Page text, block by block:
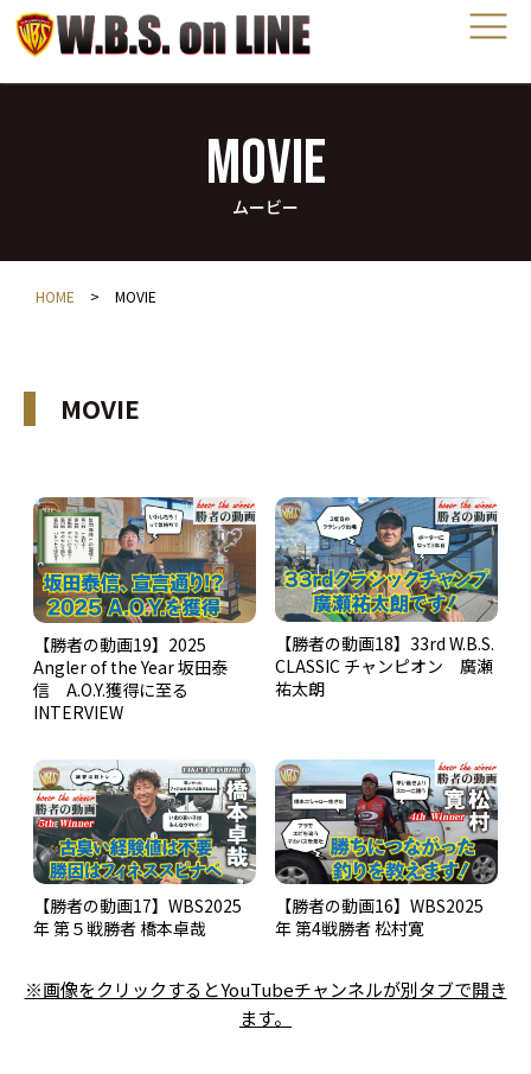
MOVIE
ムービー
HOME > MOVIE
MOVIE
【勝者の動画19】2025
Angler of the Year 坂田泰
信 A.O.Y.獲得に至る
INTERVIEW
【勝者の動画18】33rd W.B.S.
CLASSIC チャンピオン 廣瀬
祐太朗
【勝者の動画17】WBS2025
年 第５戦勝者 橋本卓哉
【勝者の動画16】WBS2025
年 第4戦勝者 松村寛
※画像をクリックするとYouTubeチャンネルが別タブで開き
ます。